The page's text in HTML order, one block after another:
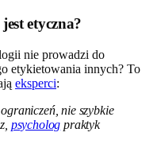
etyczna?
nie prowadzi do
etykietowania innych? To
eksperci:
nie szybkie
psycholog praktyk